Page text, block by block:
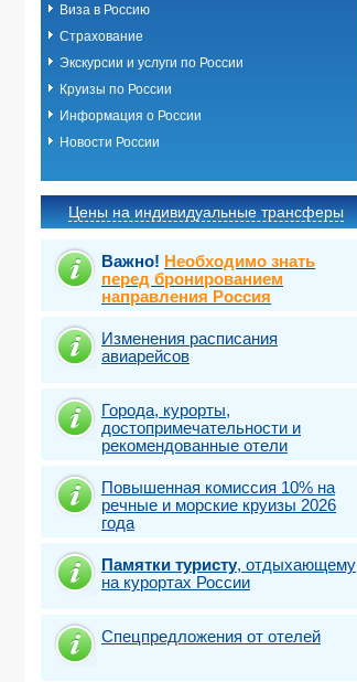
Виза в Россию
Страхование
Экскурсии и услуги по России
Круизы по России
Информация о России
Новости России
Цены на индивидуальные трансферы
Важно! Необходимо знать
перед бронированием
направления Россия
Изменения расписания
авиарейсов
Города, курорты,
достопримечательности и
рекомендованные отели
Повышенная комиссия 10% на
речные и морские круизы 2026
года
Памятки туристу, отдыхающему
на курортах России
Спецпредложения от отелей